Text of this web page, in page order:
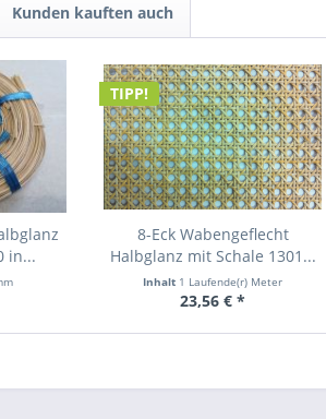
Kunden kauften auch
in...
TIPP!
8-Eck Wabengeflecht
Halbglanz mit Schale 1301...
Inhalt 1 Laufende(r) Meter
23,56 € *